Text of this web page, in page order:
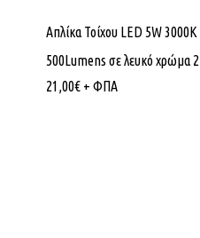
Απλίκα Τοίχου LED 5W
500Lumens σε λευκό χρώμα
21,00€ + ΦΠΑ